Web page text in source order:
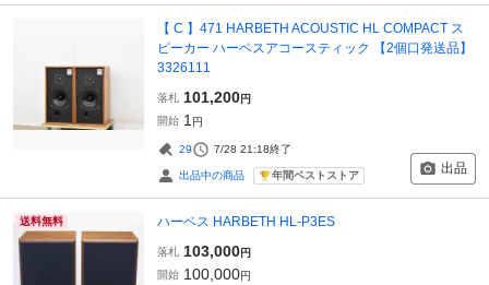
【 C 】471 HARBETH ACOUSTIC HL COMPACT ス
ピーカー ハーベスアコースティック 【2個口発送品】
3326111
落札 101,200円
開始 1 円
29 7/28 21:18終了
出品中の商品 年間ベストストア 出品
送料無料 ハーベス HARBETH HL-P3ES
落札 103,000円
開始 100,000円